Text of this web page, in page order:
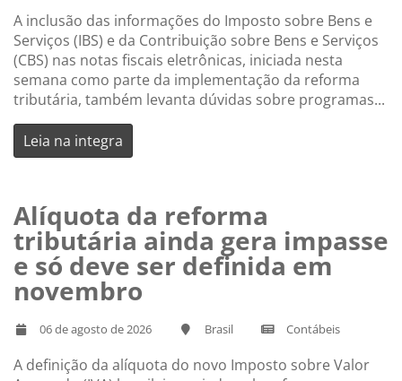
A inclusão das informações do Imposto sobre Bens e
Serviços (IBS) e da Contribuição sobre Bens e Serviços
(CBS) nas notas fiscais eletrônicas, iniciada nesta
semana como parte da implementação da reforma
tributária, também levanta dúvidas sobre programas...
Leia na integra
Alíquota da reforma
tributária ainda gera impasse
e só deve ser definida em
novembro
06 de agosto de 2026 Brasil Contábeis
A definição da alíquota do novo Imposto sobre Valor